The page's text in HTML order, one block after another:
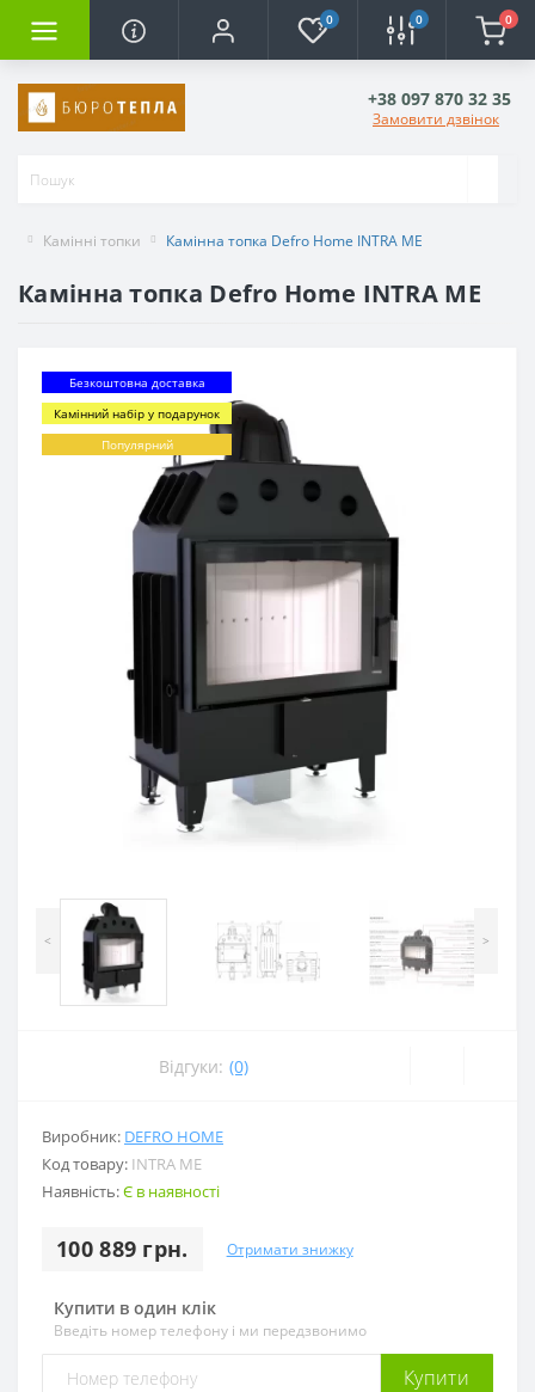
0 0 0
+38 097 870 32 35
Замовити дзвінок
Камінні топки Камінна топка Defro Home INTRA ME
Камінна топка Defro Home INTRA ME
Безкоштовна доставка
Камінний набір у подарунок
Популярний
< >
Відгуки: (0)
Виробник: DEFRO HOME
Код товару: INTRA ME
Наявність:Є в наявності
100 889 грн. Отримати знижку
Купити в один клік
Введіть номер телефону і ми передзвонимо
Купити